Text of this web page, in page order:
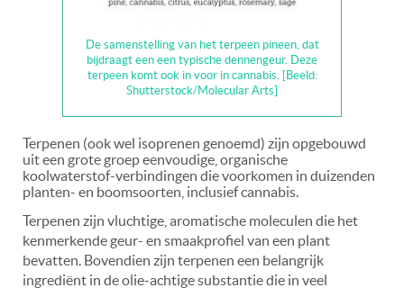
De samenstelling van het terpeen pineen, dat
bijdraagt een een typische dennengeur. Deze
terpeen komt ook in voor in cannabis. [Beeld:
Shutterstock/Molecular Arts]
Terpenen (ook wel isoprenen genoemd) zijn opgebouwd
uit een grote groep eenvoudige, organische
koolwaterstof-verbindingen die voorkomen in duizenden
planten- en boomsoorten, inclusief cannabis.
Terpenen zijn vluchtige, aromatische moleculen die het
kenmerkende geur- en smaakprofiel van een plant
bevatten. Bovendien zijn terpenen een belangrijk
ingrediënt in de olie-achtige substantie die in veel